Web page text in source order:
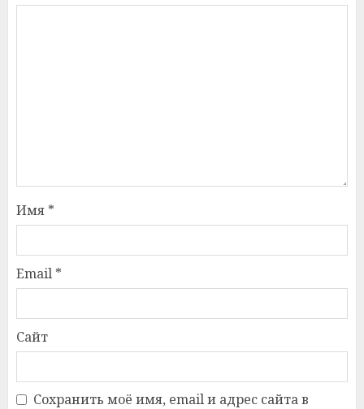
Имя *
Email *
Сайт
Сохранить моё имя, email и адрес сайта в